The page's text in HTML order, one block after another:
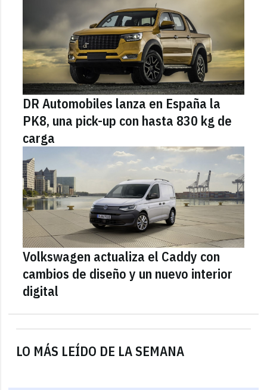
LO MÁS LEÍDO DE LA SEMANA
DR Automobiles lanza en España la
PK8, una pick-up con hasta 830 kg de
carga
Volkswagen actualiza el Caddy con
cambios de diseño y un nuevo interior
digital